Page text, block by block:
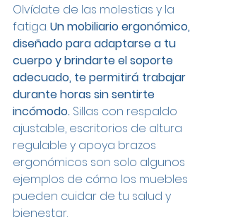
Olvídate de las molestias y la
fatiga. Un mobiliario ergonómico,
diseñado para adaptarse a tu
cuerpo y brindarte el soporte
adecuado, te permitirá trabajar
durante horas sin sentirte
incómodo. Sillas con respaldo
ajustable, escritorios de altura
regulable y apoya brazos
ergonómicos son solo algunos
ejemplos de cómo los muebles
pueden cuidar de tu salud y
bienestar.